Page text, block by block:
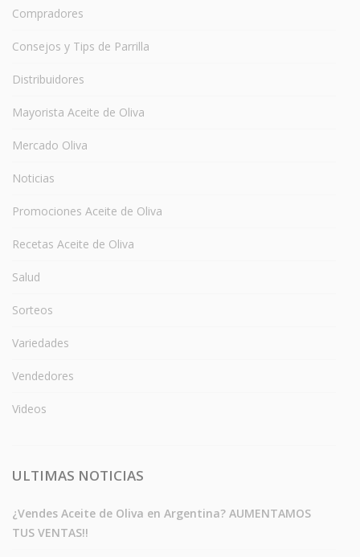
Compradores
Consejos y Tips de Parrilla
Distribuidores
Mayorista Aceite de Oliva
Mercado Oliva
Noticias
Promociones Aceite de Oliva
Recetas Aceite de Oliva
Salud
Sorteos
Variedades
Vendedores
Videos
ULTIMAS NOTICIAS
¿Vendes Aceite de Oliva en Argentina? AUMENTAMOS
TUS VENTAS!!